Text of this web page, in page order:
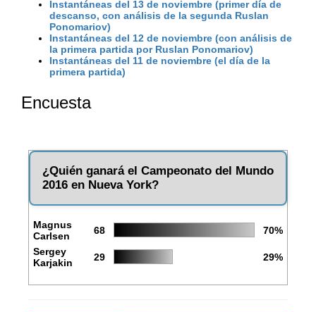
Instantáneas del 13 de noviembre (primer día de
descanso, con análisis de la segunda Ruslan
Ponomariov)
Instantáneas del 12 de noviembre (con análisis de
la primera partida por Ruslan Ponomariov)
Instantáneas del 11 de noviembre (el día de la
primera partida)
Encuesta
¿Quién ganará el Campeonato del Mundo
2016 en Nueva York?
Magnus
Carlsen
68
70%
Sergey
Karjakin
29 29%